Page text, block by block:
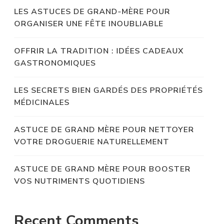
LES ASTUCES DE GRAND-MÈRE POUR
ORGANISER UNE FÊTE INOUBLIABLE
OFFRIR LA TRADITION : IDÉES CADEAUX
GASTRONOMIQUES
LES SECRETS BIEN GARDÉS DES PROPRIÉTÉS
MÉDICINALES
ASTUCE DE GRAND MÈRE POUR NETTOYER
VOTRE DROGUERIE NATURELLEMENT
ASTUCE DE GRAND MÈRE POUR BOOSTER
VOS NUTRIMENTS QUOTIDIENS